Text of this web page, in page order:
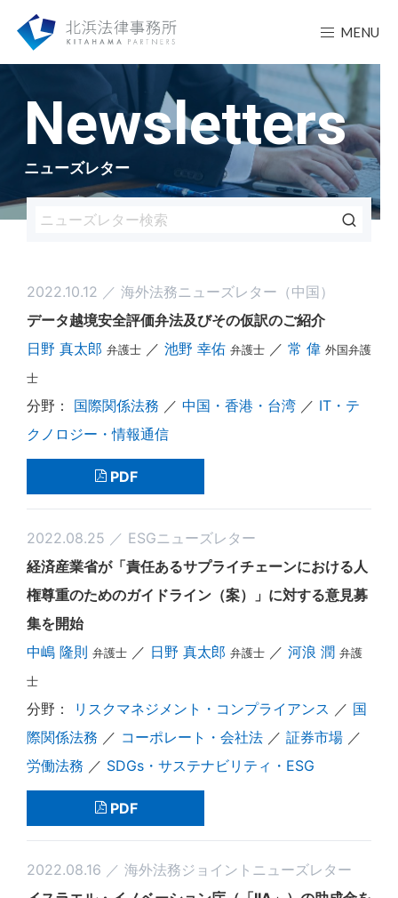
MENU
Newsletters
ニューズレター
2022.10.12 ／ 海外法務ニューズレター（中国）
データ越境安全評価弁法及びその仮訳のご紹介
日野 真太郎 弁護士 ／ 池野 幸佑 弁護士 ／ 常 偉 外国弁護
士
国際関係法務 ／ 中国・香港・台湾 ／ IT・テ
クノロジー・情報通信
PDF
2022.08.25 ／ ESGニューズレター
経済産業省が「責任あるサプライチェーンにおける人
権尊重のためのガイドライン（案）」に対する意見募
集を開始
中嶋 隆則 弁護士 ／ 日野 真太郎 弁護士 ／ 河浪 潤 弁護
士
リスクマネジメント・コンプライアンス ／ 国
際関係法務 ／ コーポレート・会社法 ／ 証券市場 ／
労働法務 ／ SDGs・サステナビリティ・ESG
PDF
2022.08.16 ／ 海外法務ジョイントニューズレター